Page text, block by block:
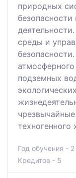
природных
среды и
подземных
техногенного
Год обучения - 2
Кредитов - 5